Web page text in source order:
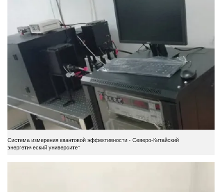
Система измерения квантовой эффективности - Северо-Китайский
энергетический университет